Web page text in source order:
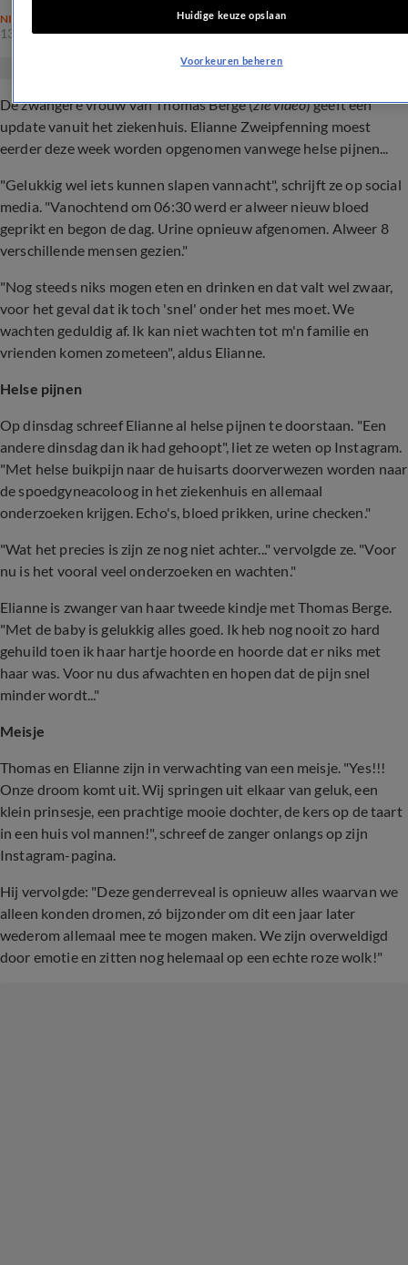
NIEUWS
13 sep 2023, 16:41
De zwangere vrouw van Thomas Berge (zie video) geeft een
update vanuit het ziekenhuis. Elianne Zweipfenning moest
eerder deze week worden opgenomen vanwege helse pijnen...
"Gelukkig wel iets kunnen slapen vannacht", schrijft ze op social
media. "Vanochtend om 06:30 werd er alweer nieuw bloed
geprikt en begon de dag. Urine opnieuw afgenomen. Alweer 8
verschillende mensen gezien."
"Nog steeds niks mogen eten en drinken en dat valt wel zwaar,
voor het geval dat ik toch 'snel' onder het mes moet. We
wachten geduldig af. Ik kan niet wachten tot m'n familie en
vrienden komen zometeen", aldus Elianne.
Helse pijnen
Op dinsdag schreef Elianne al helse pijnen te doorstaan. "Een
andere dinsdag dan ik had gehoopt", liet ze weten op Instagram.
"Met helse buikpijn naar de huisarts doorverwezen worden naar
de spoedgyneacoloog in het ziekenhuis en allemaal
onderzoeken krijgen. Echo's, bloed prikken, urine checken."
"Wat het precies is zijn ze nog niet achter..." vervolgde ze. "Voor
nu is het vooral veel onderzoeken en wachten."
Elianne is zwanger van haar tweede kindje met Thomas Berge.
"Met de baby is gelukkig alles goed. Ik heb nog nooit zo hard
gehuild toen ik haar hartje hoorde en hoorde dat er niks met
haar was. Voor nu dus afwachten en hopen dat de pijn snel
minder wordt..."
Meisje
Thomas en Elianne zijn in verwachting van een meisje. "Yes!!!
Onze droom komt uit. Wij springen uit elkaar van geluk, een
klein prinsesje, een prachtige mooie dochter, de kers op de taart
in een huis vol mannen!", schreef de zanger onlangs op zijn
Instagram-pagina.
Hij vervolgde: "Deze genderreveal is opnieuw alles waarvan we
alleen konden dromen, zó bijzonder om dit een jaar later
wederom allemaal mee te mogen maken. We zijn overweldigd
door emotie en zitten nog helemaal op een echte roze wolk!"
Huidige keuze opslaan
Voorkeuren beheren